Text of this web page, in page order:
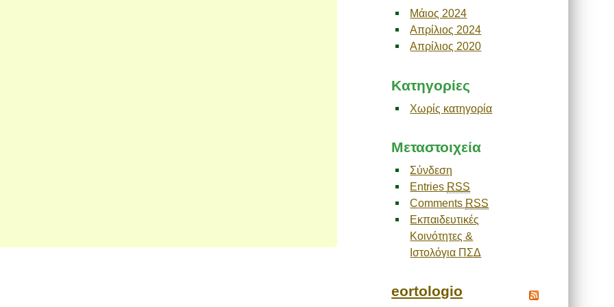
Μάιος 2024
Απρίλιος 2024
Απρίλιος 2020
Kατηγορίες
Χωρίς κατηγορία
Μεταστοιχεία
Σύνδεση
Entries RSS
Comments RSS
Εκπαιδευτικές
Κοινότητες &
Ιστολόγια ΠΣΔ
eortologio